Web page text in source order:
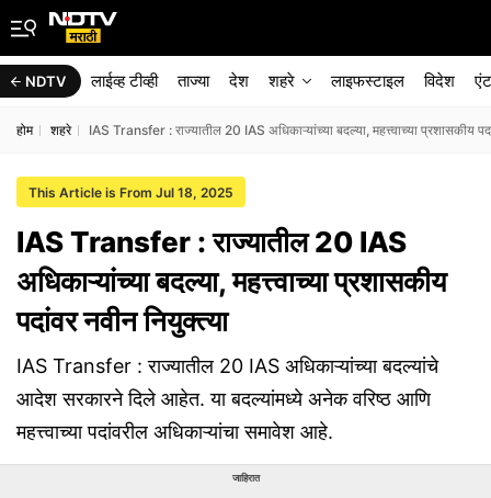
NDTV लाईव्ह टीव्ही ताज्या देश शहरे लाइफस्टाइल विदेश
होम शहरे IAS Transfer : राज्यातील 20 IAS अधिकाऱ्यांच्या बदल्या, महत्त्वाच्या प्रशासकीय
This Article is From Jul 18, 2025
IAS Transfer : राज्यातील 20 IAS
अधिकाऱ्यांच्या बदल्या, महत्त्वाच्या प्रशासकीय
पदांवर नवीन नियुक्त्या
IAS Transfer : राज्यातील 20 IAS अधिकाऱ्यांच्या बदल्यांचे
आदेश सरकारने दिले आहेत. या बदल्यांमध्ये अनेक वरिष्ठ आणि
महत्त्वाच्या पदांवरील अधिकाऱ्यांचा समावेश आहे.
जाहिरात